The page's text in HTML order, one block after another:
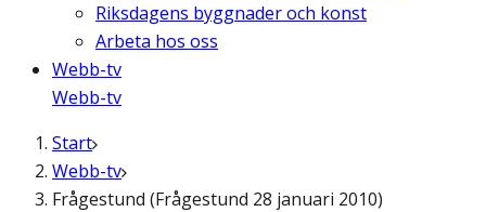
Riksdagens byggnader och konst
Arbeta hos oss
Webb-tv
Webb-tv
Start
Webb-tv
Frågestund (Frågestund 28 januari 2010)